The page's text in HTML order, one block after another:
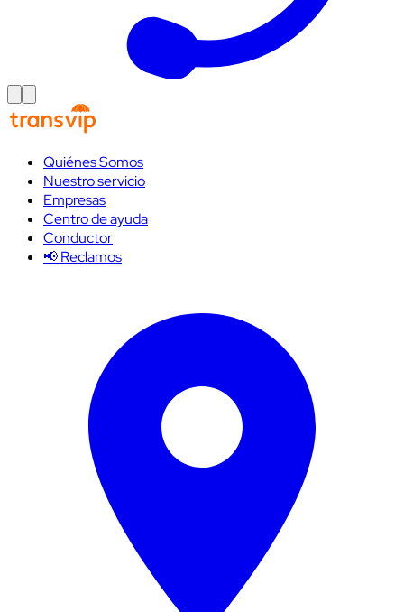
Quiénes Somos
Nuestro servicio
Empresas
Centro de ayuda
Conductor
📢 Reclamos